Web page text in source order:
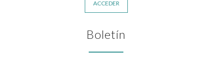
ACCEDER
Boletín